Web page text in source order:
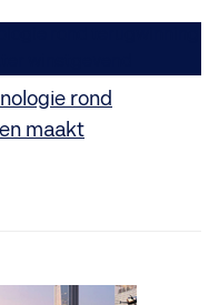
rond
maakt